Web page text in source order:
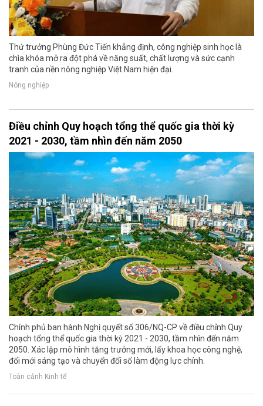
Thứ trưởng Phùng Đức Tiến khẳng định, công nghiệp sinh học là
chìa khóa mở ra đột phá về năng suất, chất lượng và sức cạnh
tranh của nền nông nghiệp Việt Nam hiện đại.
Nông nghiệp
Điều chỉnh Quy hoạch tổng thể quốc gia thời kỳ
2021 - 2030, tầm nhìn đến năm 2050
Chính phủ ban hành Nghị quyết số 306/NQ-CP về điều chỉnh Quy
hoạch tổng thể quốc gia thời kỳ 2021 - 2030, tầm nhìn đến năm
2050. Xác lập mô hình tăng trưởng mới, lấy khoa học công nghệ,
đổi mới sáng tạo và chuyển đổi số làm động lực chính.
Toàn cảnh Kinh tế